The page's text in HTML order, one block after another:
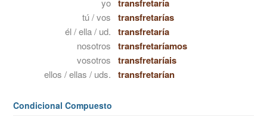
yo transfretaría
tú / vos transfretarías
él / ella / ud. transfretaría
nosotros transfretaríamos
vosotros transfretaríais
ellos / ellas / uds. transfretarían
Condicional Compuesto